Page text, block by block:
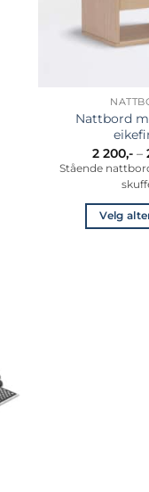
Nattbord
2 200,- –
Stående
Velg